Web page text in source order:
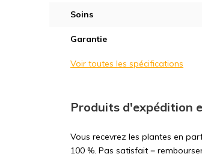
Soins
Garantie
Voir toutes les spécifications
Produits d'expédition
Vous recevrez les plantes en
100 %. Pas satisfait =